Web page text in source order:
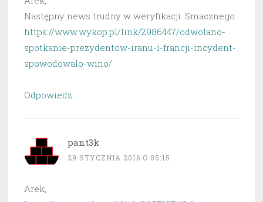
Następny news trudny w weryfikacji. Smacznego:
https://www.wykop.pl/link/2986447/odwolano-
spotkanie-prezydentow-iranu-i-francji-incydent-
spowodowalo-wino/
Odpowiedz
pant3k
29 STYCZNIA 2016 O 05:15
Arek,